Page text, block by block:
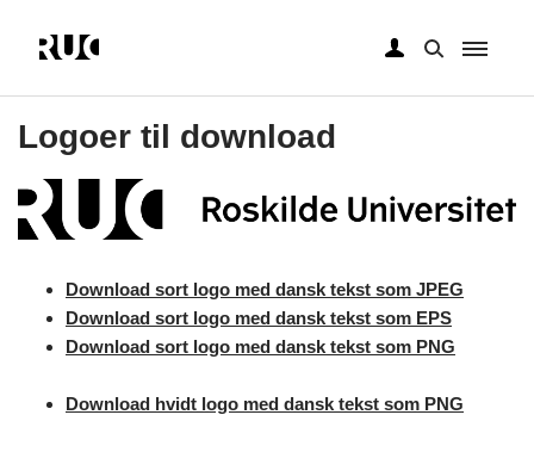
hovedindhold
Logoer til download
Download sort logo med dansk tekst som JPEG
Download sort logo med dansk tekst som EPS
Download sort logo med dansk tekst som PNG
Download hvidt logo med dansk tekst som PNG